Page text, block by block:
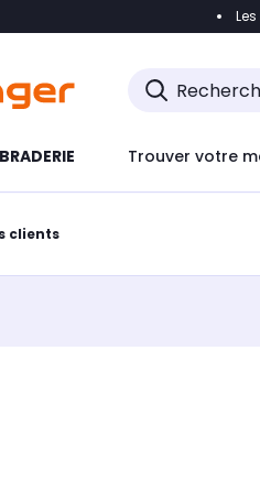
Accéder
BRADERIE Trouver votre
clients